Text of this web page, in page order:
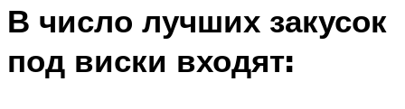
В число лучших закусок
под виски входят: